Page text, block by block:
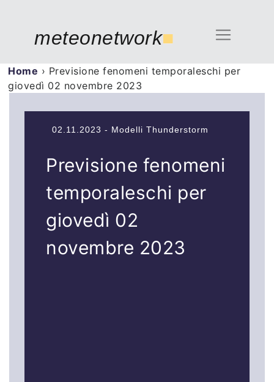
meteonetwork■
Home › Previsione fenomeni temporaleschi per
giovedì 02 novembre 2023
02.11.2023 - Modelli Thunderstorm
Previsione fenomeni
temporaleschi per
giovedì 02
novembre 2023